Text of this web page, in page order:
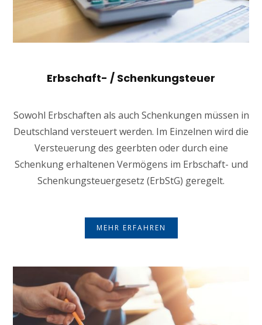
Erbschaft- / Schenkungsteuer
Sowohl Erbschaften als auch Schenkungen müssen in
Deutschland versteuert werden. Im Einzelnen wird die
Versteuerung des geerbten oder durch eine
Schenkung erhaltenen Vermögens im Erbschaft- und
Schenkungsteuergesetz (ErbStG) geregelt.
MEHR ERFAHREN